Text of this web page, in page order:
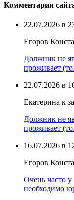
Комментарии
22.07.2026 в
Егоров
Должник не
проживает
22.07.2026 в
Екатерина к
Должник не
проживает
16.07.2026 в
Егоров
Очень часто у
необходимо